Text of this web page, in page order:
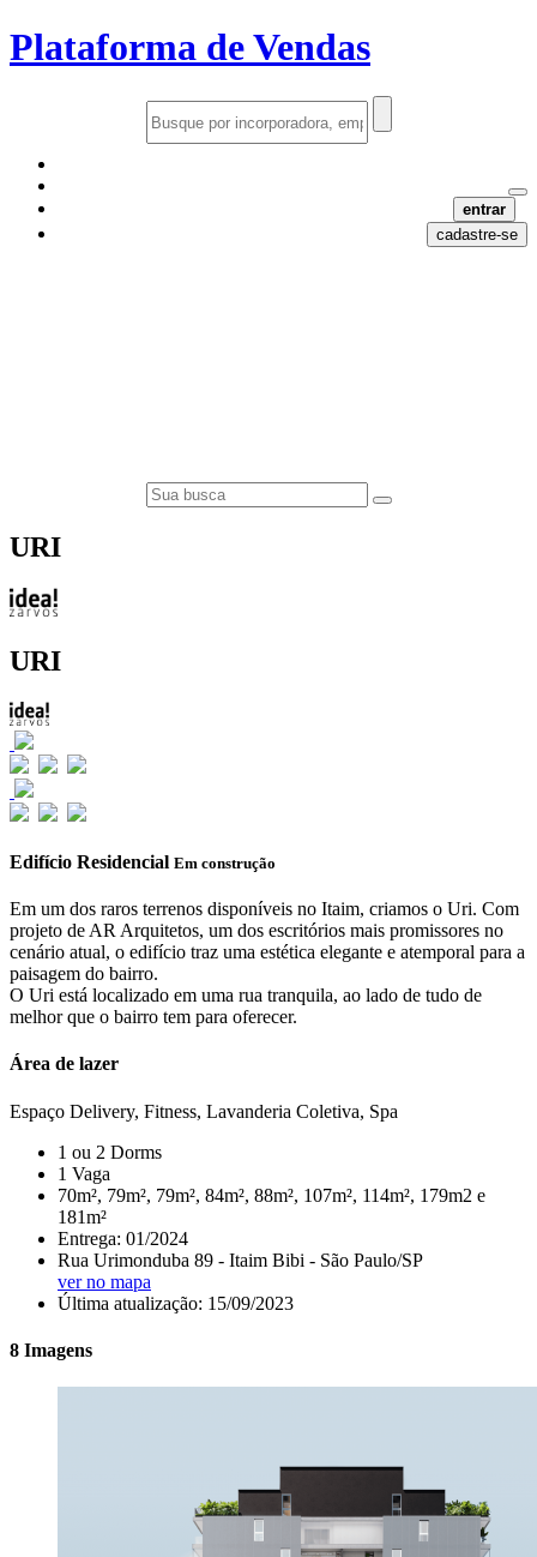
Plataforma de Vendas
entrar
cadastre-se
URI
URI
Edifício Residencial Em construção
Em um dos raros terrenos disponíveis no Itaim, criamos o Uri. Com
projeto de AR Arquitetos, um dos escritórios mais promissores no
cenário atual, o edifício traz uma estética elegante e atemporal para a
paisagem do bairro.
O Uri está localizado em uma rua tranquila, ao lado de tudo de
melhor que o bairro tem para oferecer.
Área de lazer
Espaço Delivery, Fitness, Lavanderia Coletiva, Spa
1 ou 2 Dorms
1 Vaga
70m², 79m², 79m², 84m², 88m², 107m², 114m², 179m2 e
181m²
Entrega: 01/2024
Rua Urimonduba 89 - Itaim Bibi - São Paulo/SP
ver no mapa
Última atualização: 15/09/2023
8 Imagens